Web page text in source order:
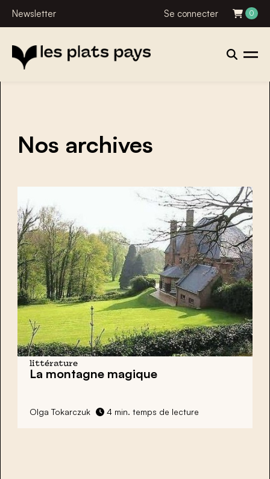
Newsletter Se connecter 0
Nos archives
littérature
La montagne magique
Olga Tokarczuk 4 min. temps de lecture